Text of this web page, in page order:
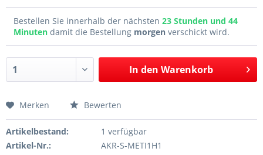
Bestellen Sie innerhalb der nächsten 23 Stunden und 44
Minuten damit die Bestellung morgen verschickt wird.
In den Warenkorb
Merken Bewerten
Artikelbestand:
1 verfügbar
Artikel-Nr.:
AKR-S-METI1H1